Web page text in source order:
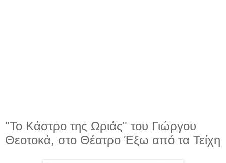
"Το Κάστρο της Ωριάς" του Γιώργου
Θεοτοκά, στο Θέατρο Έξω από τα Τείχη